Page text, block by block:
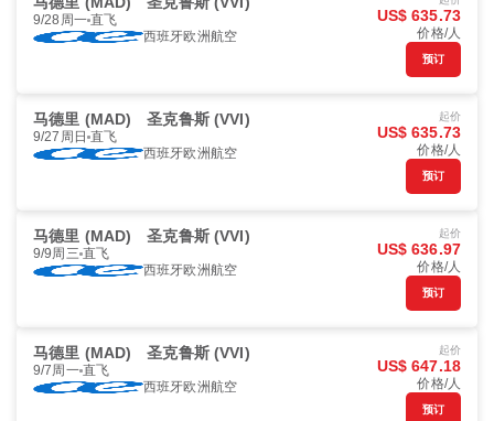
9/28周一 直飞
西班牙欧洲航空
US$ 635.73
价格/人
预订
马德里 (MAD) 圣克鲁斯 (VVI)
9/27周日 直飞
西班牙欧洲航空
起价
US$ 635.73
价格/人
预订
马德里 (MAD) 圣克鲁斯 (VVI)
9/9周三 直飞
西班牙欧洲航空
起价
US$ 636.97
价格/人
预订
马德里 (MAD) 圣克鲁斯 (VVI)
9/7周一 直飞
西班牙欧洲航空
起价
US$ 647.18
价格/人
预订